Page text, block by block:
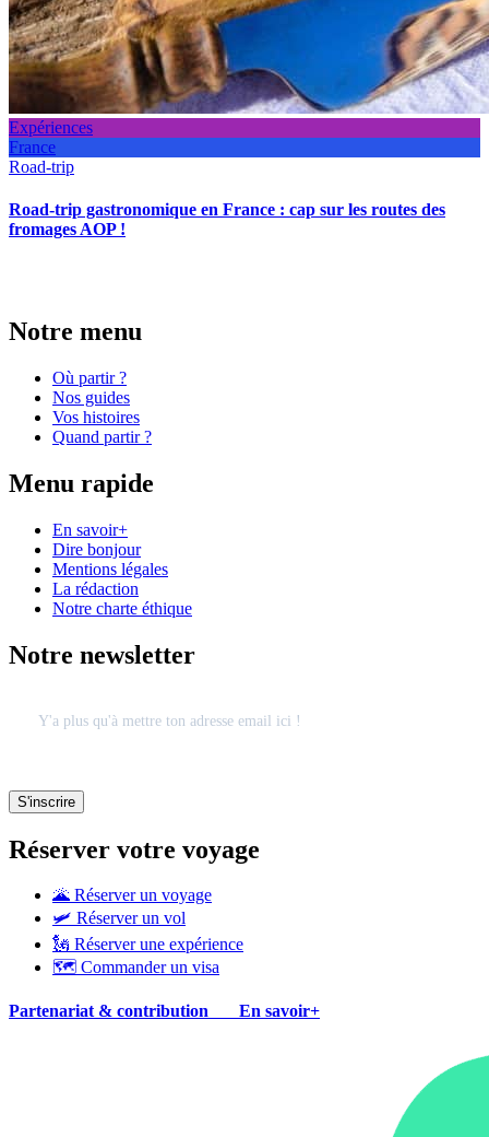
Expériences
France
Road-trip
Road-trip gastronomique en France : cap sur les routes des
fromages AOP !
Notre menu
Où partir ?
Nos guides
Vos histoires
Quand partir ?
Menu rapide
En savoir+
Dire bonjour
Mentions légales
La rédaction
Notre charte éthique
Notre newsletter
Réserver votre voyage
🌋 Réserver un voyage
🛩 Réserver un vol
🗽 Réserver une expérience
🗺 Commander un visa
Partenariat & contribution En savoir+